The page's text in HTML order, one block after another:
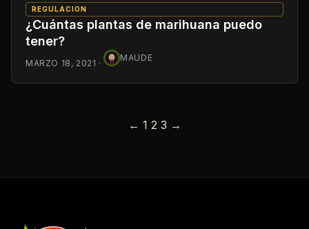
REGULACION
¿Cuántas plantas de marihuana puedo
tener?
MARZO 18, 2021 ·
MAUDE
Posts
← 1 2 3 →